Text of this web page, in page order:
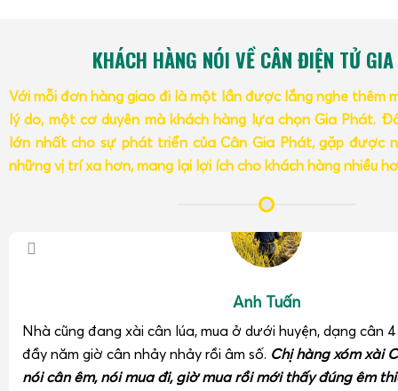
KHÁCH HÀNG NÓI VỀ CÂN ĐIỆN TỬ
Với mỗi đơn hàng giao đi là một lần được lắng nghe thêm
lý do, một cơ duyên mà khách hàng lựa chọn Gia Phát.
lớn nhất cho sự phát triển của Cân Gia Phát, gặp được
những vị trí xa hơn, mang lại lợi ích cho khách hàng nhiều
Anh Tuấn
Nhà cũng đang xài cân lúa, mua ở dưới huyện, dạng cân
đầy năm giờ cân nhảy nhảy rồi âm số. Chị hàng xóm xài
nói cân êm, nói mua đi, giờ mua rồi mới thấy đúng êm